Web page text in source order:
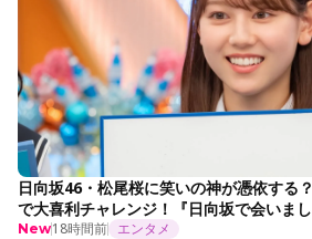
日向坂46・松尾桜に笑いの神が憑依する
で大喜利チャレンジ！『日向坂で会いま
New18時間前 エンタメ